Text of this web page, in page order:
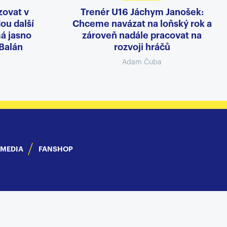
v
další
jasno
Trenér U16 Jáchym Janošek:
Chceme navázat na loňský rok a
zároveň nadále pracovat na
rozvoji hráčů
Adam Čuba
FANSHOP